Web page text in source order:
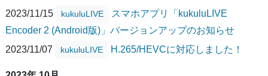
2023/11/15
kukuluLIVE
スマホアプリ「kukuluLIVE
Encoder 2 (Android版)」バージョンアップのお知らせ
2023/11/07
kukuluLIVE H.265/HEVCに対応しました！